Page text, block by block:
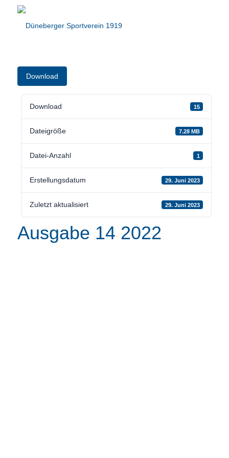
Download
Download 15
Dateigröße 7.28 MB
Datei-Anzahl 1
Erstellungsdatum 29. Juni 2023
Zuletzt aktualisiert 29. Juni 2023
Ausgabe 14 2022